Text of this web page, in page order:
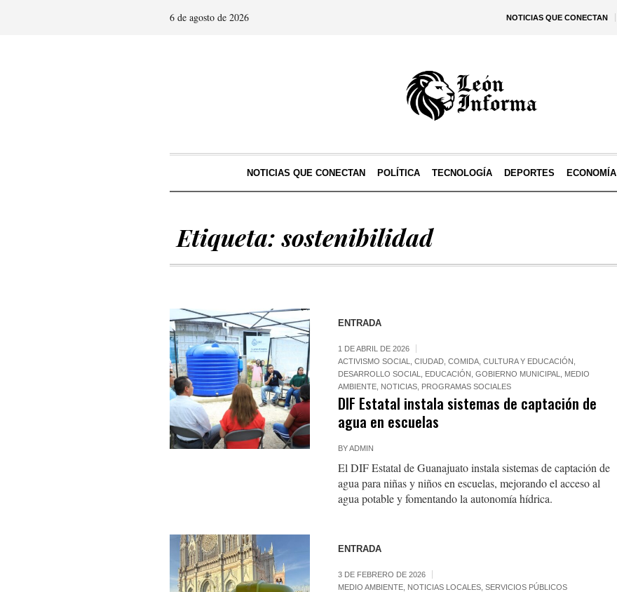
NOTICIAS QUE CONECTAN
6 de agosto de 2026
NOTICIAS QUE CONECTAN POLÍTICA TECNOLOGÍA DEPORTES ECONOMÍA
Etiqueta:sostenibilidad
ENTRADA
1 DE ABRIL DE 2026
ACTIVISMO SOCIAL
CIUDAD, COMIDA, CULTURA Y EDUCACIÓN
DESARROLLO SOCIAL
EDUCACIÓN GOBIERNO MUNICIPAL
MEDIO
AMBIENTE, NOTICIAS, PROGRAMAS SOCIALES
DIF Estatal instala sistemas de captación de
agua en escuelas
BYADMIN
El DIF Estatal de Guanajuato instala sistemas de captación de
agua para niñas y niños en escuelas, mejorando el acceso al
agua potable y fomentando la autonomía hídrica.
ENTRADA
3 DE FEBRERO DE 2026
MEDIO AMBIENTE, NOTICIAS LOCALES, SERVICIOS PÚBLICOS